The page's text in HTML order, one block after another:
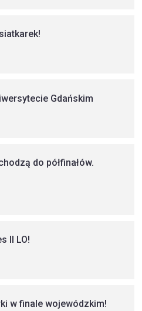
Gdańskim
do półfinałów.
II LO!
w finale wojewódzkim!